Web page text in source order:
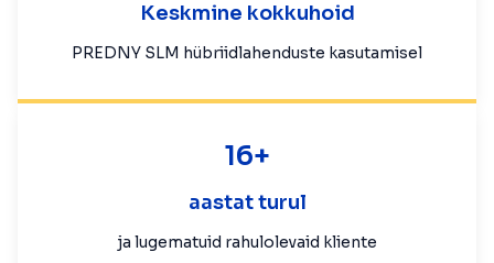
Keskmine kokkuhoid
PREDNY SLM hübriidlahenduste kasutamisel
16+
aastat turul
ja lugematuid rahulolevaid kliente